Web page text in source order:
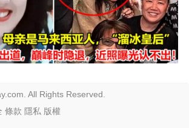
All Rights Reserved.
條款 隱私 版權